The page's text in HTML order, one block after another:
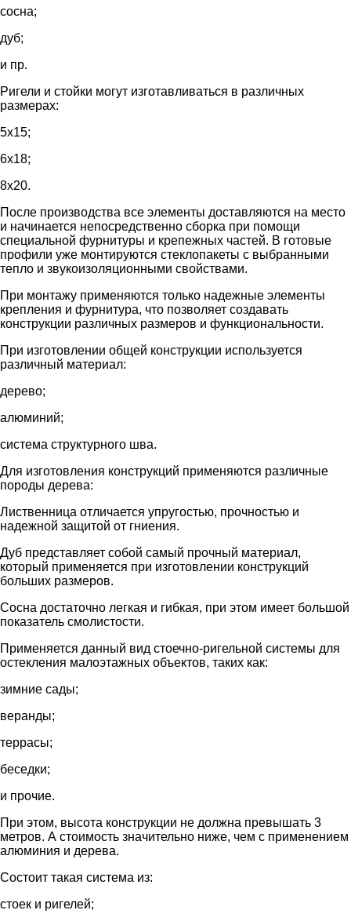
сосна;
дуб;
и пр.
Ригели и стойки могут изготавливаться в различных
размерах:
5х15;
6х18;
8х20.
После производства все элементы доставляются на место
и начинается непосредственно сборка при помощи
специальной фурнитуры и крепежных частей. В готовые
профили уже монтируются стеклопакеты с выбранными
тепло и звукоизоляционными свойствами.
При монтажу применяются только надежные элементы
крепления и фурнитура, что позволяет создавать
конструкции различных размеров и функциональности.
При изготовлении общей конструкции используется
различный материал:
дерево;
алюминий;
система структурного шва.
Для изготовления конструкций применяются различные
породы дерева:
Лиственница отличается упругостью, прочностью и
надежной защитой от гниения.
Дуб представляет собой самый прочный материал,
который применяется при изготовлении конструкций
больших размеров.
Сосна достаточно легкая и гибкая, при этом имеет большой
показатель смолистости.
Применяется данный вид стоечно-ригельной системы для
остекления малоэтажных объектов, таких как:
зимние сады;
веранды;
террасы;
беседки;
и прочие.
При этом, высота конструкции не должна превышать 3
метров. А стоимость значительно ниже, чем с применением
алюминия и дерева.
Состоит такая система из:
стоек и ригелей;